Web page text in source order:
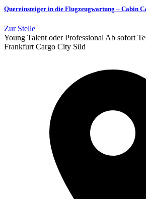
Quereinsteiger in die Flugzeugwartung – Cabin
Zur Stelle
Young Talent oder Professional Ab sofort
Frankfurt Cargo City Süd